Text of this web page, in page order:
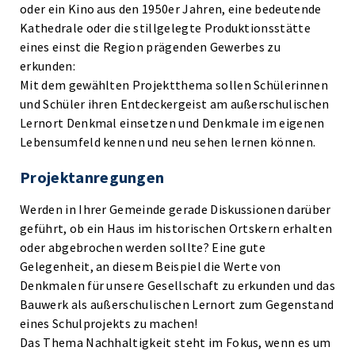
oder ein Kino aus den 1950er Jahren, eine bedeutende
Kathedrale oder die stillgelegte Produktionsstätte
eines einst die Region prägenden Gewerbes zu
erkunden:
Mit dem gewählten Projektthema sollen Schülerinnen
und Schüler ihren Entdeckergeist am außerschulischen
Lernort Denkmal einsetzen und Denkmale im eigenen
Lebensumfeld kennen und neu sehen lernen können.
Projektanregungen
Werden in Ihrer Gemeinde gerade Diskussionen darüber
geführt, ob ein Haus im historischen Ortskern erhalten
oder abgebrochen werden sollte? Eine gute
Gelegenheit, an diesem Beispiel die Werte von
Denkmalen für unsere Gesellschaft zu erkunden und das
Bauwerk als außerschulischen Lernort zum Gegenstand
eines Schulprojekts zu machen!
Das Thema Nachhaltigkeit steht im Fokus, wenn es um